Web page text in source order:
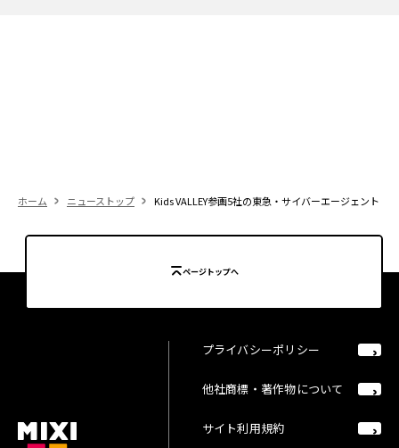
ホーム ニューストップ Kids VALLEY参画5社の東急・サイバーエージェント
ページトップへ
プライバシーポリシー
他社商標・著作物について
サイト利用規約